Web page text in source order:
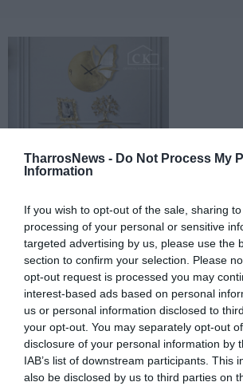
TharrosNews - Do Not Process My
Information
If you wish to opt-out of the sale, sharing
processing of your personal or sensitive
targeted advertising by us, please use the
section to confirm your selection. Please
opt-out request is processed you may
interest-based ads based on personal
us or personal information disclosed to
your opt-out. You may separately opt-out
disclosure of your personal information by
IAB’s list of downstream participants. This
also be disclosed by us to third parties on